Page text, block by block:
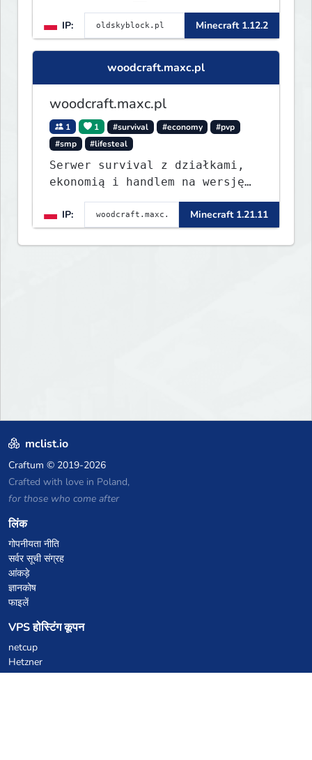
IP: Minecraft 1.12.2
woodcraft.maxc.pl
woodcraft.maxc.pl
1 1 #survival #economy
#pvp
#smp
#lifesteal
Serwer survival z działkami,
ekonomią i handlem na wersję
IP:
Minecraft 1.21.11
mclist.io
Craftum © 2019-2026
Crafted with love in Poland,
for those who come after
लिंक
गोपनीयता नीति
सर्वर सूची संग्रह
आंकड़े
ज्ञानकोष
फाइलें
VPS होस्टिंग कूपन
netcup
Hetzner
SkillHost.pl